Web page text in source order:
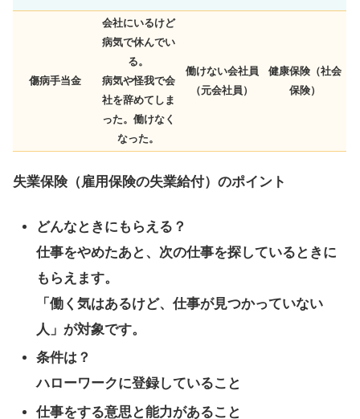
傷病手当金
会社にいるけど
病気で休んでい
る。
病気や怪我で会
社を辞めてしま
った。働けなく
なった。
働けない会社員
（元会社員）
健康保険（社会
保険）
失業保険（雇用保険の失業給付）のポイント
どんなときにもらえる？
仕事をやめたあと、次の仕事を探しているときに
もらえます。
「働く気はあるけど、仕事が見つかっていない
人」が対象です。
条件は？
ハローワークに登録していること
仕事をする意思と能力があること